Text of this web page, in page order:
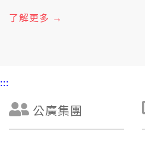
素？軍事專家表示： 除了人為
當工的調派也是調查的重點。
了解更多 →
:::
公廣集團